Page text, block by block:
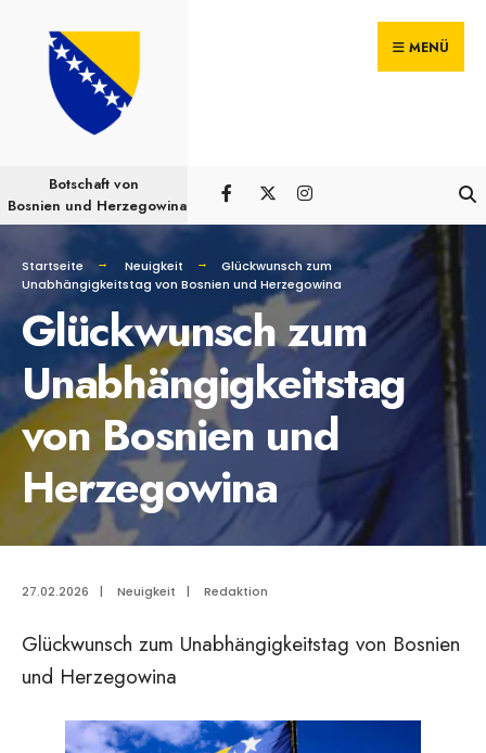
content
MENÜ
Botschaft von
Bosnien und Herzegowina
Startseite Neuigkeit
Glückwunsch zum
Unabhängigkeitstag von Bosnien und Herzegowina
Glückwunsch zum
Unabhängigkeitstag
von Bosnien und
Herzegowina
27.02.2026 | Neuigkeit | Redaktion
Glückwunsch zum Unabhängigkeitstag von Bosnien
und Herzegowina
nach: